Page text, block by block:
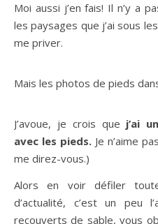
Moi aussi j’en fais! Il n’y a
les paysages que j’ai sous
me priver.
Mais les photos de pieds
J’avoue, je crois que j’ai
avec les pieds.Je n’aime
me direz-vous.)
Alors en voir défiler
d’actualité, c’est un peu
recouverts de sable, vous